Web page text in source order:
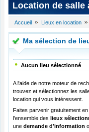
Location de salle
Accueil Lieux en location
Ma sélection de
Aucun lieu sélectionné
A l'aide de notre moteur de
trouvez et sélectionnez les
location qui vous intéressent.
Faites parvenir gratuitement
l'ensemble des lieux
une demande d'information